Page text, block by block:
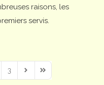
raisons, les
servis.
3
Next PageLast Page